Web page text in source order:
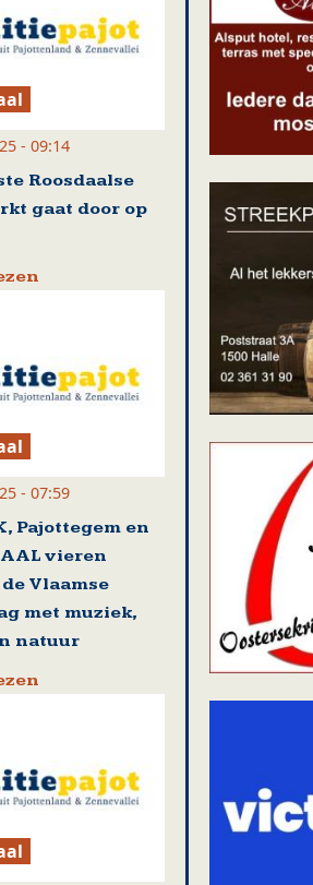
- 09:14
Roosdaalse
gaat door op
- 07:59
Pajottegem en
vieren
Vlaamse
met muziek,
natuur